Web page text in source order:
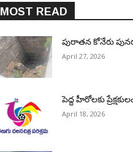
MOST READ
పురాత‌న కోనేరు
April 27, 2026
పెద్ద హీరోల‌కు
April 18, 2026